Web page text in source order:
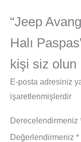
“Jeep
Halı
kişi siz olun
E-posta adresiniz
işaretlenmişlerdir
Derecelendirmeniz
Değerlendirmeniz *